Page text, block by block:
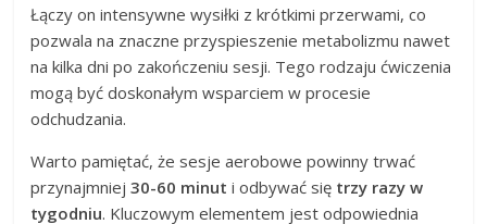
Łączy on intensywne wysiłki z krótkimi przerwami, co
pozwala na znaczne przyspieszenie metabolizmu nawet
na kilka dni po zakończeniu sesji. Tego rodzaju ćwiczenia
mogą być doskonałym wsparciem w procesie
odchudzania.
Warto pamiętać, że sesje aerobowe powinny trwać
przynajmniej30-60 minut i odbywać się trzy razy w
tygodniu. Kluczowym elementem jest odpowiednia